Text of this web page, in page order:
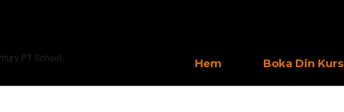
Hem Boka Din Kurs